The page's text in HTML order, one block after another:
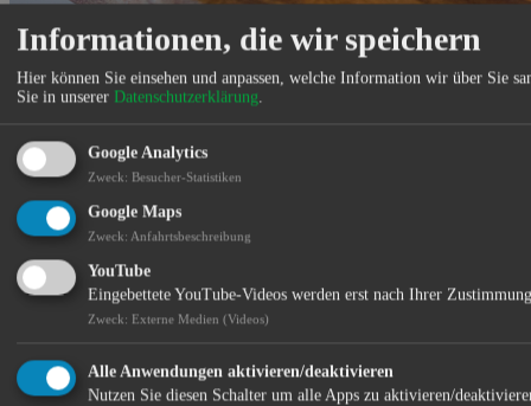
Standort:
Informationen, die wir speichern
Hier können Sie einsehen und anpassen, welche Information wir über Sie
Sie in unserer Datenschutzerklärung.
Google Analytics
Zweck: Besucher-Statistiken
Google Maps
Zweck: Anfahrtsbeschreibung
YouTube
Eingebettete YouTube-Videos werden erst nach Ihrer
Zweck: Externe Medien (Videos)
Alle Anwendungen aktivieren/deaktivieren
Nutzen Sie diesen Schalter um alle Apps zu aktivieren/